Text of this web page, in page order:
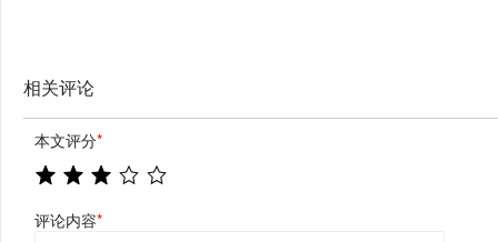
相关评论
本文评分*
评论内容*